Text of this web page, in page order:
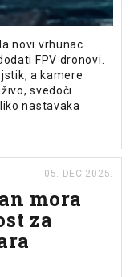
novi vrhunac
FPV dronovi.
a kamere
svedoči
nastavaka
05. DEC 2025.
mora
za